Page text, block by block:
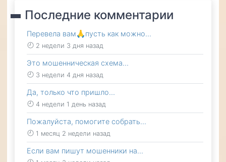
Последние комментарии
Перевела вам🙏пусть как можно…
2 недели 3 дня назад
Это мошенническая схема…
3 недели 4 дня назад
Да, только что пришло…
4 недели 1 день назад
Пожалуйста, помогите собрать…
1 месяц 2 недели назад
Если вам пишут мошенники на…